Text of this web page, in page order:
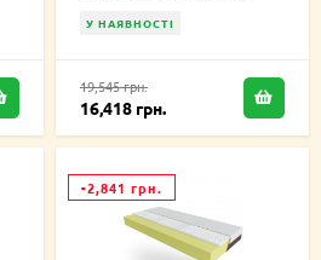
У НАЯВНОСТІ
19,545 грн.
16,418 грн.
-2,841 грн.